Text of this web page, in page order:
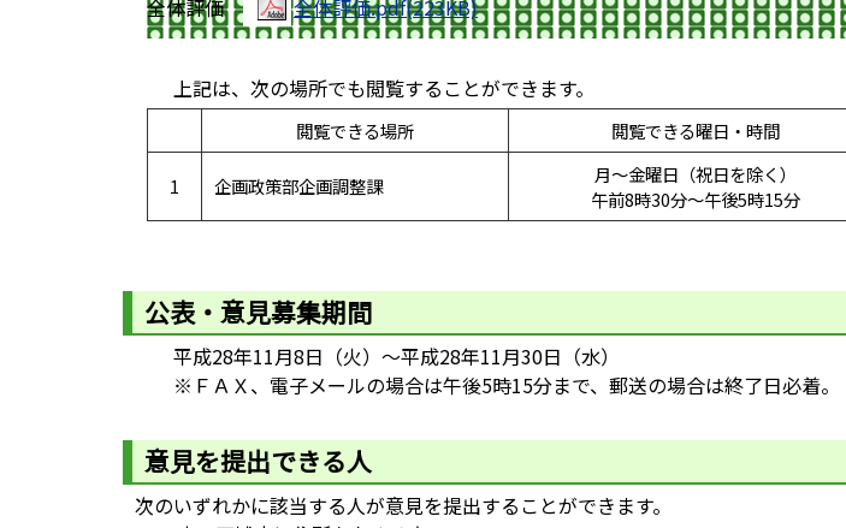
全体評価 全体評価.pdf(223KB)
上記は、次の場所でも閲覧することができます。
閲覧できる場所 閲覧できる曜日・時間
1 企画政策部企画調整課
月～金曜日（祝日を除く）
午前8時30分～午後5時15分
公表・意見募集期間
平成28年11月8日（火）～平成28年11月30日（水）
※ＦＡＸ、電子メールの場合は午後5時15分まで、郵送の場合は終了日必着。
意見を提出できる人
次のいずれかに該当する人が意見を提出することができます。